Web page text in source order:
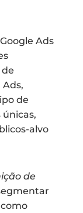
Ads
Ads,
de
alvo
de